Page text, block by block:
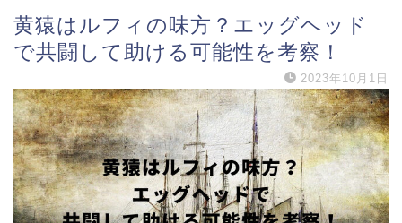
黄猿はルフィの味方？エッグヘッド
で共闘して助ける可能性を考察！
2023年10月1日